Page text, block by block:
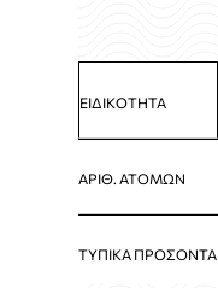
ΕΙΔΙΚΟΤΗΤΑ
ΑΡΙΘ. ΑΤΟΜΩΝ
ΤΥΠΙΚΑ ΠΡΟΣΟΝΤΑ